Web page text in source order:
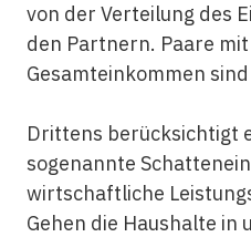
von der Verteilung des
den Partnern. Paare
Gesamteinkommen
Drittens berücksichtigt
sogenannte
wirtschaftliche
Gehen die Haushalte in